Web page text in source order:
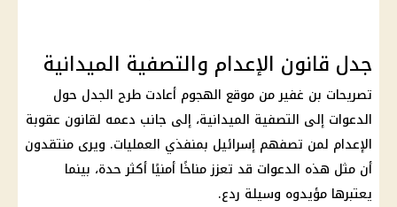
جدل قانون الإعدام والتصفية الميدانية
تصريحات بن غفير من موقع الهجوم أعادت طرح الجدل حول
الدعوات إلى التصفية الميدانية، إلى جانب دعمه لقانون عقوبة
الإعدام لمن تصفهم إسرائيل بمنفذي العمليات. ويرى منتقدون
أن مثل هذه الدعوات قد تعزز مناخًا أمنيًا أكثر حدة، بينما
يعتبرها مؤيدوه وسيلة ردع.